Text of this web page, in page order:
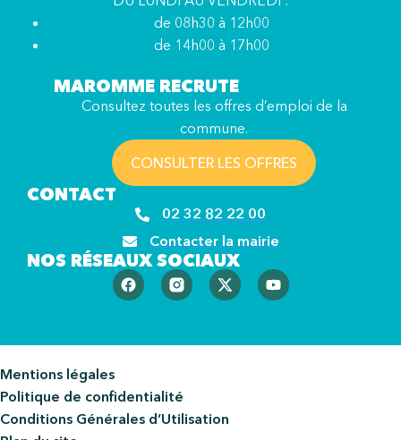
de 08h30 à 12h00
de 14h00 à 17h00
MAROMME RECRUTE
Consultez toutes les offres d’emploi de la
commune.
CONSULTER LES OFFRES
CONTACT
02 32 82 22 00
Contacter la mairie
NOS RÉSEAUX SOCIAUX
Mentions légales
Politique de confidentialité
Conditions Générales d’Utilisation